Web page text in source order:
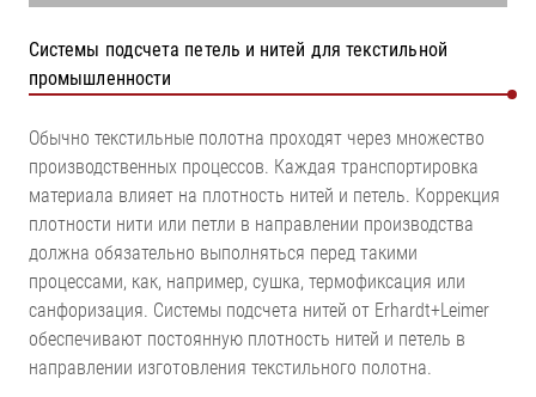
Системы подсчета петель и нитей для текстильной
промышленности
Обычно текстильные полотна проходят через множество
производственных процессов. Каждая транспортировка
материала влияет на плотность нитей и петель. Коррекция
плотности нити или петли в направлении производства
должна обязательно выполняться перед такими
процессами, как, например, сушка, термофиксация или
санфоризация. Системы подсчета нитей от Erhardt+Leimer
обеспечивают постоянную плотность нитей и петель в
направлении изготовления текстильного полотна.